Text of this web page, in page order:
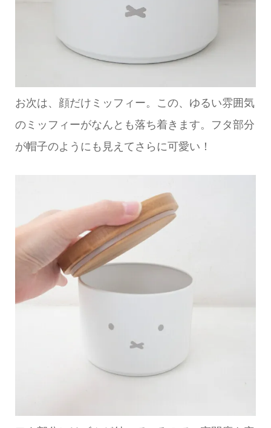
お次は、顔だけミッフィー。この、ゆるい雰囲気
のミッフィーがなんとも落ち着きます。フタ部分
が帽子のようにも見えてさらに可愛い！